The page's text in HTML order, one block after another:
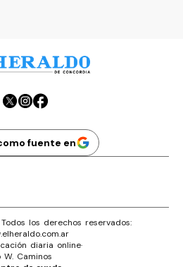
fuente en
los derechos reservados:
elheraldo.com.ar
diaria online·
Caminos